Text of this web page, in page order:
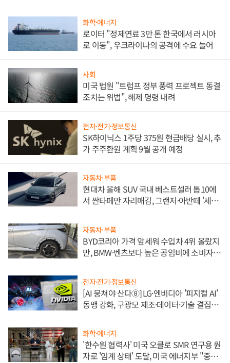
화학·에너지
로이터 "정제연료 3만 톤 한국에서 러시아
로 이동", 우크라이나의 공격에 수요 늘어
사회
미국 법원 "트럼프 정부 풍력 프로젝트 동결
조치는 위법", 해제 명령 내려
전자·전기·정보통신
SK하이닉스 1주당 375원 현금배당 실시, 추
가 주주환원 계획 9월 공개 예정
자동차·부품
현대차 올해 SUV 국내 베스트셀러 톱10에
서 싼타페만 자리매김, 그랜저·아반떼 '세단
자동차·부품
BYD코리아 가격 앞세워 수입차 4위 올랐지
만, BMW·벤츠보다 높은 공임비에 소비자
전자·전기·정보통신
[AI 뭉쳐야 산다⑧] LG·엔비디아 '피지컬 AI'
동맹 강화, 구광모 제조·데이터·기술 결집
화학·에너지
'한수원 협력사' 미국 오클로 SMR 연구용 원
자로 '임계 상태' 도달, 미국 에너지부 "중요